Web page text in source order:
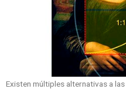
Existen múltiples alternativas a